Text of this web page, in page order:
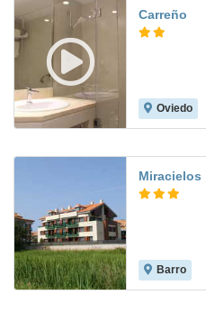
Carreño
Oviedo
Miracielos
Barro